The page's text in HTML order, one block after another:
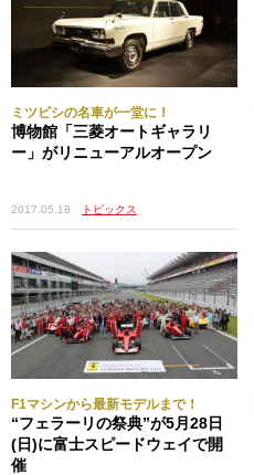
ミツビシの名車が一堂に！
博物館「三菱オートギャラリ
ー」がリニューアルオープン
2017.05.18 トピックス
F1マシンから最新モデルまで！
“フェラーリの祭典”が5月28日
(日)に富士スピードウェイで開
催